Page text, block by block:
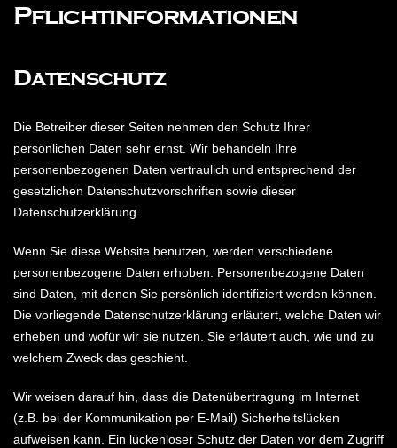
Pflichtinformationen
Datenschutz
Die Betreiber dieser Seiten nehmen den Schutz Ihrer
persönlichen Daten sehr ernst. Wir behandeln Ihre
personenbezogenen Daten vertraulich und entsprechend der
gesetzlichen Datenschutzvorschriften sowie dieser
Datenschutzerklärung.
Wenn Sie diese Website benutzen, werden verschiedene
personenbezogene Daten erhoben. Personenbezogene Daten
sind Daten, mit denen Sie persönlich identifiziert werden können.
Die vorliegende Datenschutzerklärung erläutert, welche Daten wir
erheben und wofür wir sie nutzen. Sie erläutert auch, wie und zu
welchem Zweck das geschieht.
Wir weisen darauf hin, dass die Datenübertragung im Internet
(z.B. bei der Kommunikation per E-Mail) Sicherheitslücken
aufweisen kann. Ein lückenloser Schutz der Daten vor dem Zugriff